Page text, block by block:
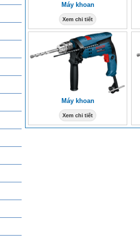
Máy khoan
Xem chi tiết
Máy khoan
Xem chi tiết